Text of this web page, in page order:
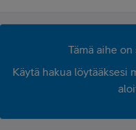
Tämä aihe
Käytä hakua löytääksesi